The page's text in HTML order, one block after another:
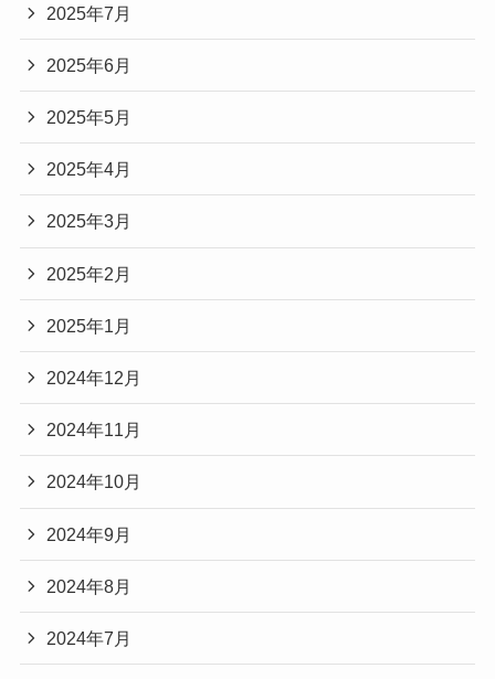
2025年7月
2025年6月
2025年5月
2025年4月
2025年3月
2025年2月
2025年1月
2024年12月
2024年11月
2024年10月
2024年9月
2024年8月
2024年7月